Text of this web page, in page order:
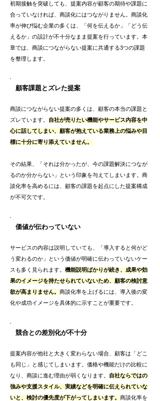
初期接触を突破しても、提案内容が顧客の期待や課題に
合っていなければ、商談化にはつながりません。商談化
率が伸び悩む企業の多くは、「何を伝えるか」「どう伝
えるか」の設計が不十分なまま提案を行っています。本
章では、商談につながらない提案に共通する3つの課題
を整理します。
顧客課題とズレた提案
商談につながらない提案の多くは、顧客の本当の課題と
ズレています。 自社が売りたい機能やサービス内容を中
心に話してしまい、顧客が抱えている業務上の悩みや目
標に十分に寄り添えていません。
その結果、「それは分かったが、今の課題解決につなが
るのか分からない」という印象を与えてしまいます。商
談化率を高めるには、顧客の課題を起点にした提案構成
が不可欠です。
価値が伝わっていない
サービスの内容は説明していても、「導入すると何がど
う変わるのか」という価値が明確に伝わっていないケー
スも多く見られます。 機能説明ばかりが続き、成果や効
果のイメージを持たせられていないため、顧客の検討意
欲が高まりません。 商談化率を上げるには、導入後の変
化や成功イメージを具体的に示すことが重要です。
競合との差別化が不十分
提案内容が他社と大きく変わらない場合、顧客は「どこ
も同じ」と感じてしまいます。価格や機能だけの比較に
なり、商談に進む理由が弱くなります。 自社ならではの
強みや支援スタイル、実績などを明確に伝えられていな
いと、検討の優先度が下がってしまいます。 商談化率を